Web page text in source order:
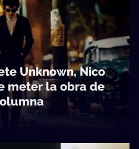
Unknown, Nico
meter la obra de